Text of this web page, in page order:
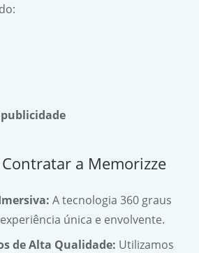
a Memorizze
A tecnologia 360 graus
única e envolvente.
de Alta Qualidade: Utilizamos